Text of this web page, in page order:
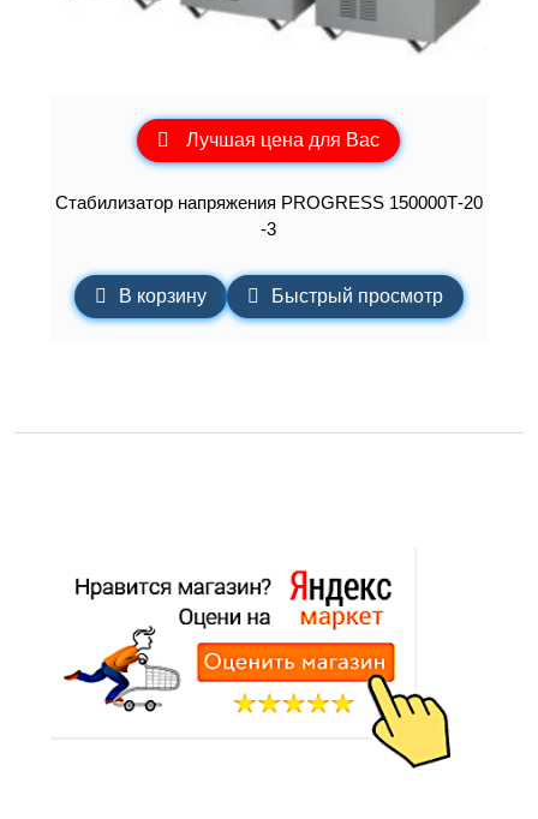
Лучшая цена для Вас
Стабилизатор напряжения PROGRESS 150000Т-20
-3
В корзину Быстрый просмотр